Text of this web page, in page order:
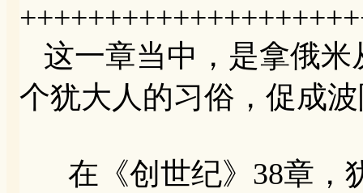
这一章当中，是拿俄米
个犹大人的习俗，促成
在《创世纪》38章，